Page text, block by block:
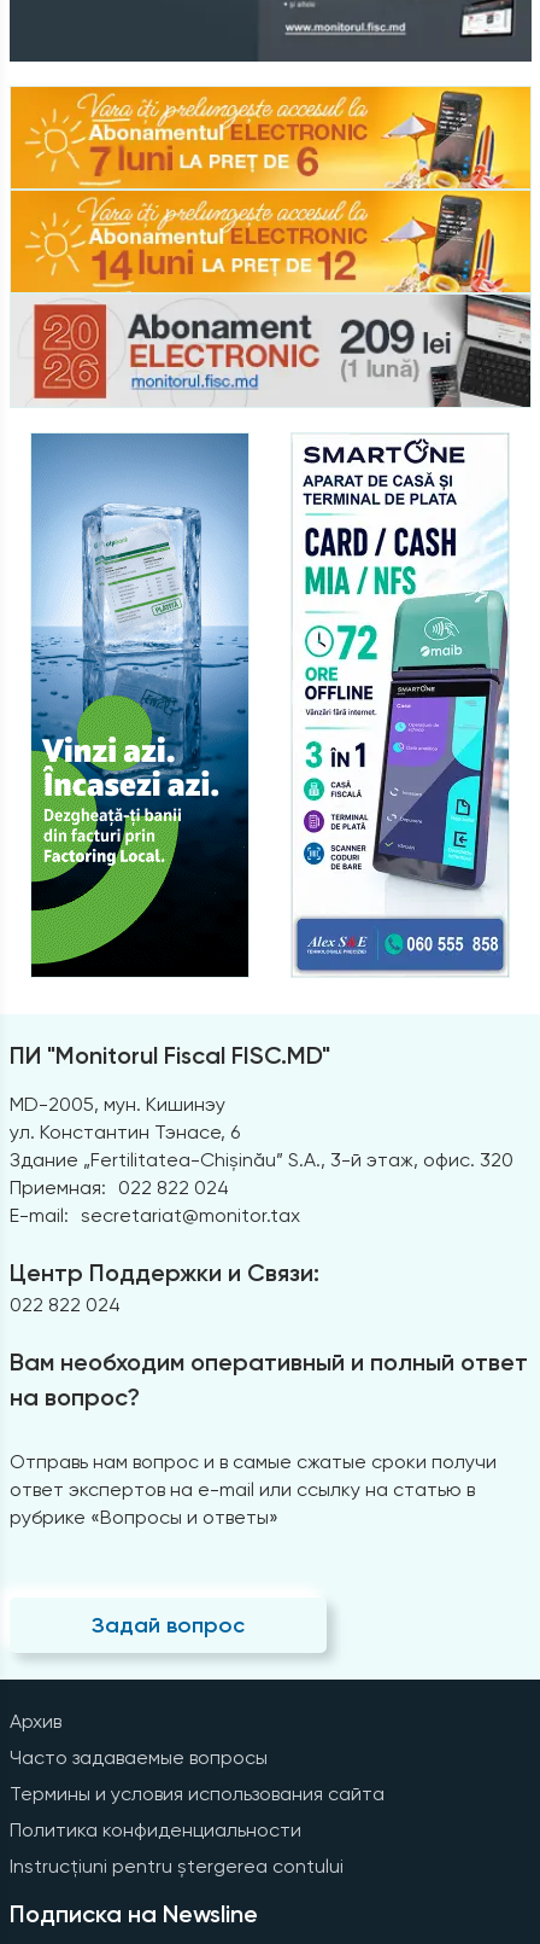
ПИ "Monitorul Fiscal FISC.MD"
MD-2005, мун. Кишинэу
ул. Константин Тэнасе, 6
Здание „Fertilitatea-Chișinău” S.A., 3-й этаж, офис. 320
Приемная:
022 822 024
E-mail: secretariat@monitor.tax
Центр Поддержки и Связи:
022 822 024
Вам необходим оперативный и полный ответ
на вопрос?
Отправь нам вопрос и в самые сжатые сроки получи
ответ экспертов на e-mail или ссылку на статью в
рубрике «Вопросы и ответы»
Задай вопрос
Архив
Часто задаваемые вопросы
Термины и условия использования сайта
Политика конфиденциальности
Instrucțiuni pentru ștergerea contului
Подписка на Newsline